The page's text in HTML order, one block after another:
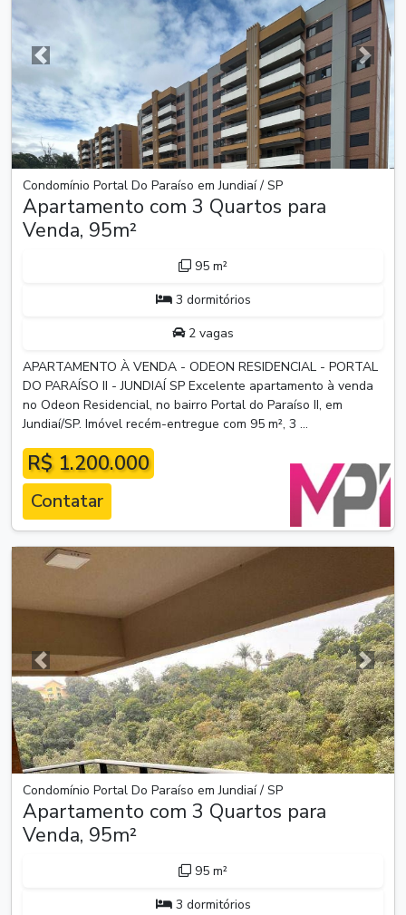
Anterior
Condomínio Portal Do Paraíso em Jundiaí / SP
Apartamento com 3 Quartos para
Venda, 95m²
95 m²
3 dormitórios
2 vagas
APARTAMENTO À VENDA - ODEON RESIDENCIAL - PORTAL
DO PARAÍSO II - JUNDIAÍ SP Excelente apartamento à venda
no Odeon Residencial, no bairro Portal do Paraíso II, em
Jundiaí/SP. Imóvel recém-entregue com 95 m², 3 ...
R$ 1.200.000
Contatar
Anterior
Condomínio Portal Do Paraíso em Jundiaí / SP
Apartamento com 3 Quartos para
Venda, 95m²
95 m²
3 dormitórios